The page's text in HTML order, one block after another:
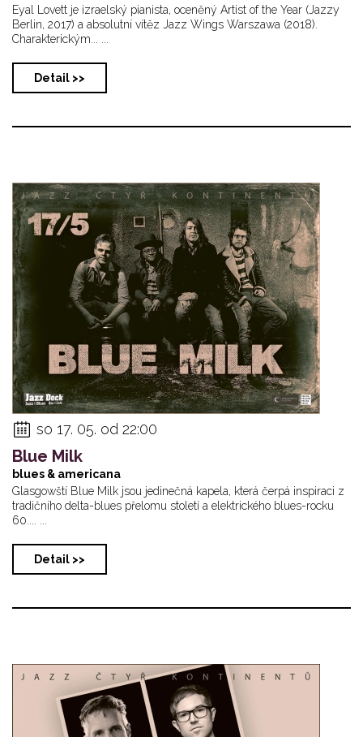
Eyal Lovett je izraelský pianista, oceněný Artist of the Year (Jazzy
Berlin, 2017) a absolutní vítěz Jazz Wings Warszawa (2018).
Charakterickým... ...
Detail >>
so 17. 05. od 22:00
Blue Milk
blues & americana
Glasgowští Blue Milk jsou jedinečná kapela, která čerpá inspiraci z
tradičního delta-blues přelomu století a elektrického blues-rocku
60.... ...
Detail >>